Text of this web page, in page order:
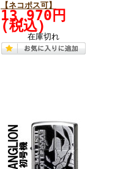
【ネコポス可】
13,970円
(税込)
在庫切れ